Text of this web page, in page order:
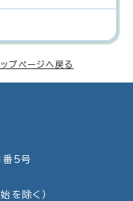
ップページへ戻る
5号
を除く）